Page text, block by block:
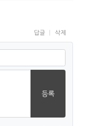
답글 삭제
등록